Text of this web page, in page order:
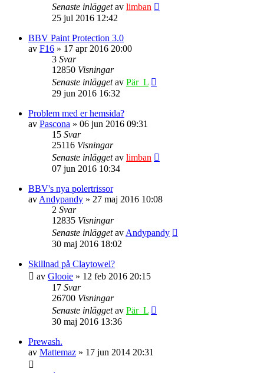
Senaste inläggetav limban
25 jul 2016 12:42
BBV Paint Protection 3.0
av F16 » 17 apr 2016 20:00
3 Svar
12850 Visningar
Senaste inläggetav Pär_L
29 jun 2016 16:32
Problem med er hemsida?
av Pascona » 06 jun 2016 09:31
15 Svar
25116 Visningar
Senaste inläggetav limban
07 jun 2016 10:34
BBV's nya polertrissor
av Andypandy » 27 maj 2016 10:08
2 Svar
12835 Visningar
Senaste inläggetav Andypandy
30 maj 2016 18:02
Skillnad på Claytowel?
av Glooie » 12 feb 2016 20:15
17 Svar
26700 Visningar
Senaste inläggetav Pär_L
30 maj 2016 13:36
Prewash.
av Mattemaz » 17 jun 2014 20:31